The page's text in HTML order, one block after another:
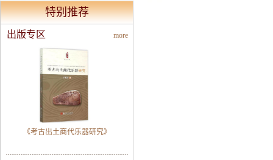
特别推荐
more
出版专区
《考古出土商代乐器研究》